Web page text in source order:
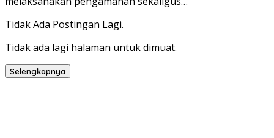
Tidak Ada Postingan Lagi.
Tidak ada lagi halaman untuk dimuat.
Selengkapnya